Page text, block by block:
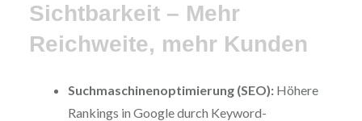
Sichtbarkeit – Mehr
Reichweite, mehr Kunden
Suchmaschinenoptimierung (SEO):Höhere
Rankings in Google durch Keyword-